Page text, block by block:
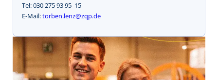
Tel: 030 275 93 95  15
E-Mail:torben.lenz@zqp.de